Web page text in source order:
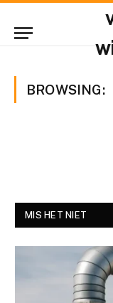
BROWSING:
MIS HET NIET